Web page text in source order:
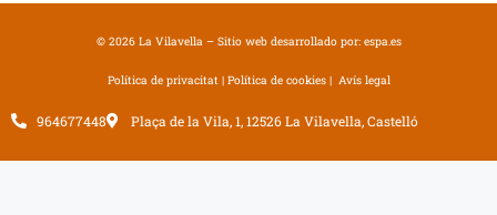
DOMICILI - 2023
© 2026 La Vilavella – Sitio web desarrollado por: espa.es
Política de privacitat | Política de cookies| Avís legal
964677448 Plaça de la Vila, 1, 12526 La Vilavella, Castelló